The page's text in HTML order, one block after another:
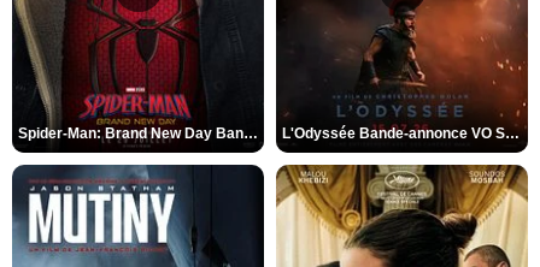
Spider-Man: Brand New Day Bande-annonce VO STFR L'Odyssée Bande-annonce VO STFR